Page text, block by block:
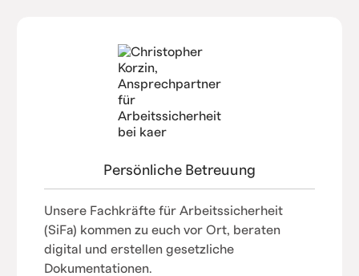
Persönliche Betreuung
Unsere Fachkräfte für Arbeitssicherheit
(SiFa) kommen zu euch vor Ort, beraten
digital und erstellen gesetzliche
Dokumentationen.